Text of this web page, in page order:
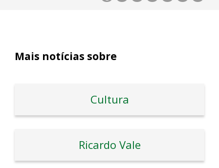
Mais notícias sobre
Cultura
Ricardo Vale